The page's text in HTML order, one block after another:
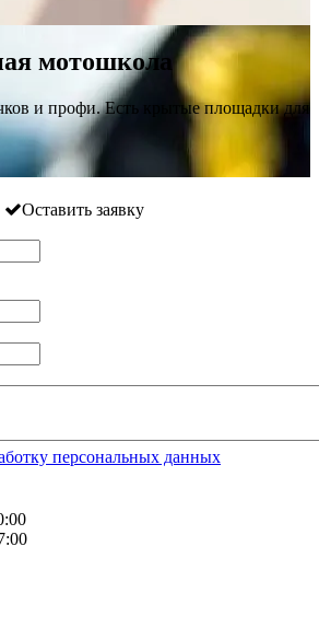
мотошкола
и профи. Есть крытые площадки для
Оставить заявку
персональных данных